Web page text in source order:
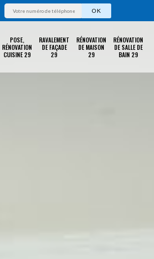
POSE,
RÉNOVATION
CUISINE 29
RAVALEMENT
DE FAÇADE
29
RÉNOVATION
DE MAISON
29
RÉNOVATION
DE SALLE DE
BAIN 29